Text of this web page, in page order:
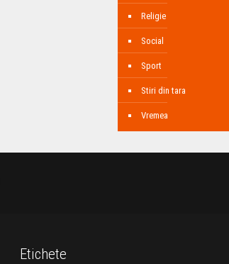
Religie
Social
Sport
Stiri din tara
Vremea
Etichete